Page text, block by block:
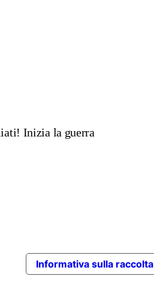
Inizia la guerra
Informativa sulla raccolta